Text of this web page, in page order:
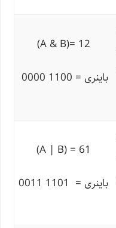
12 =(A & B)
باینری = 1100 0000
61 = (A | B)
باینری = 1101 0011